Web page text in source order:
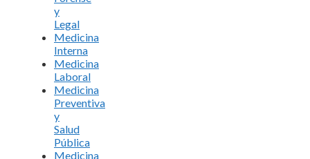
y
Legal
Medicina
Interna
Medicina
Laboral
Medicina
Preventiva
y
Salud
Pública
Medicina